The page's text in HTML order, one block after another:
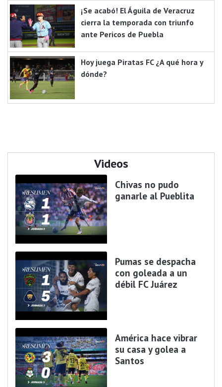
¡Se acabó! El Águila de Veracruz
cierra la temporada con triunfo
ante Pericos de Puebla
Hoy juega Piratas FC ¿A qué hora y
dónde?
Videos
Chivas no pudo
ganarle al Pueblita
Pumas se despacha
con goleada a un
débil FC Juárez
América hace vibrar
su casa y golea a
Santos